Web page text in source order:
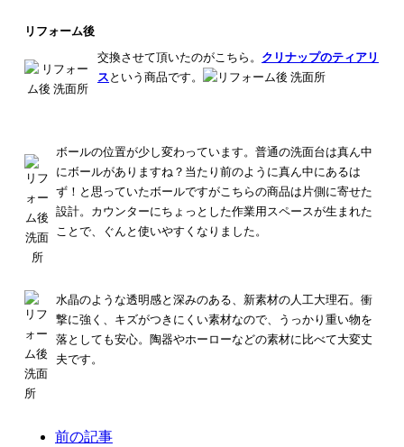
リフォーム後
交換させて頂いたのがこちら。 クリナップのティアリ
ス という商品です。
ボールの位置が少し変わっています。普通の洗面台は真ん中
にボールがありますね？当たり前のように真ん中にあるは
ず！と思っていたボールですがこちらの商品は片側に寄せた
設計。 カウンターにちょっとした作業用スペースが生まれた
ことで、ぐんと使いやすくなりました。
水晶のような透明感と深みのある、新素材の人工大理石。 衝
撃に強く、キズがつきにくい素材なので、うっかり重い物を
落としても安心。陶器やホーローなどの素材に比べて大変丈
夫です。
前の記事